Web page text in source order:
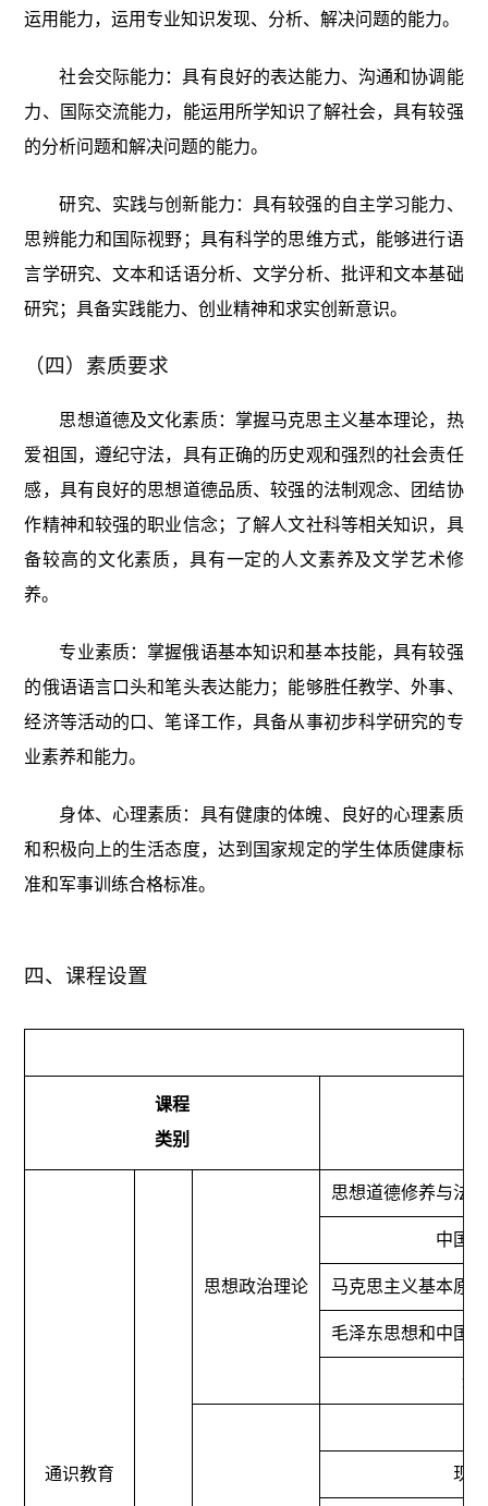
运用能力，运用专业知识发现、分析、解决问题的能力。
社会交际能力：具有良好的表达能力、沟通和协调能
力、国际交流能力，能运用所学知识了解社会，具有较强
的分析问题和解决问题的能力。
研究、实践与创新能力：具有较强的自主学习能力、
思辨能力和国际视野；具有科学的思维方式，能够进行语
言学研究、文本和话语分析、文学分析、批评和文本基础
研究；具备实践能力、创业精神和求实创新意识。
（四）素质要求
思想道德及文化素质：掌握马克思主义基本理论，热
爱祖国，遵纪守法，具有正确的历史观和强烈的社会责任
感，具有良好的思想道德品质、较强的法制观念、团结协
作精神和较强的职业信念；了解人文社科等相关知识，具
备较高的文化素质，具有一定的人文素养及文学艺术修
养。
专业素质：掌握俄语基本知识和基本技能，具有较强
的俄语语言口头和笔头表达能力；能够胜任教学、外事、
经济等活动的口、笔译工作，具备从事初步科学研究的专
业素养和能力。
身体、心理素质：具有健康的体魄、良好的心理素质
和积极向上的生活态度，达到国家规定的学生体质健康标
准和军事训练合格标准。
四、课程设置
课程
类别
通识教育
思想政治理论
思想道德修养与法
中国
马克思主义基本原
毛泽东思想和中国
形
现